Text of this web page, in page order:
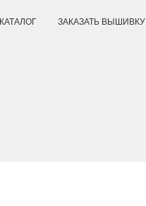
КАТАЛОГ ЗАКАЗАТЬ ВЫШИВКУ